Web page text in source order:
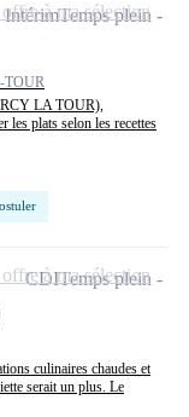
TOUR
LA TOUR),
les plats selon les recettes
IntérimTemps plein
à ma sélection
culinaires chaudes et
serait un plus. Le
CDITemps plein
à ma sélection